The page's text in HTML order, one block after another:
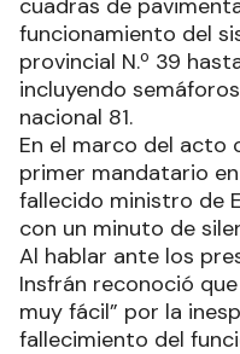
funcionamiento del
provincial N.º 39
incluyendo
nacional 81.
En el marco del acto
primer mandatario
fallecido ministro de
con un minuto de
Al hablar ante los
Insfrán reconoció
muy fácil” por la
fallecimiento del